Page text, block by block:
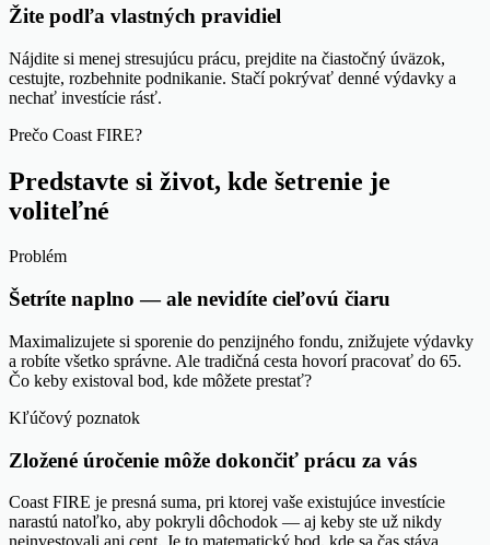
Žite podľa vlastných pravidiel
Nájdite si menej stresujúcu prácu, prejdite na čiastočný úväzok,
cestujte, rozbehnite podnikanie. Stačí pokrývať denné výdavky a
nechať investície rásť.
Prečo Coast FIRE?
Predstavte si život, kde šetrenie je
voliteľné
Problém
Šetríte naplno — ale nevidíte cieľovú čiaru
Maximalizujete si sporenie do penzijného fondu, znižujete výdavky
a robíte všetko správne. Ale tradičná cesta hovorí pracovať do 65.
Čo keby existoval bod, kde môžete prestať?
Kľúčový poznatok
Zložené úročenie môže dokončiť prácu za vás
Coast FIRE je presná suma, pri ktorej vaše existujúce investície
narastú natoľko, aby pokryli dôchodok — aj keby ste už nikdy